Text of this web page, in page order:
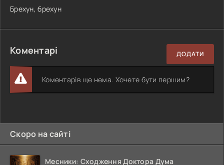
Брехун, брехун
Коментарі ДОДАТИ
Коментарів ще нема. Хочете бути першим?
Скоро на сайті
Месники: Сходження Доктора Дума